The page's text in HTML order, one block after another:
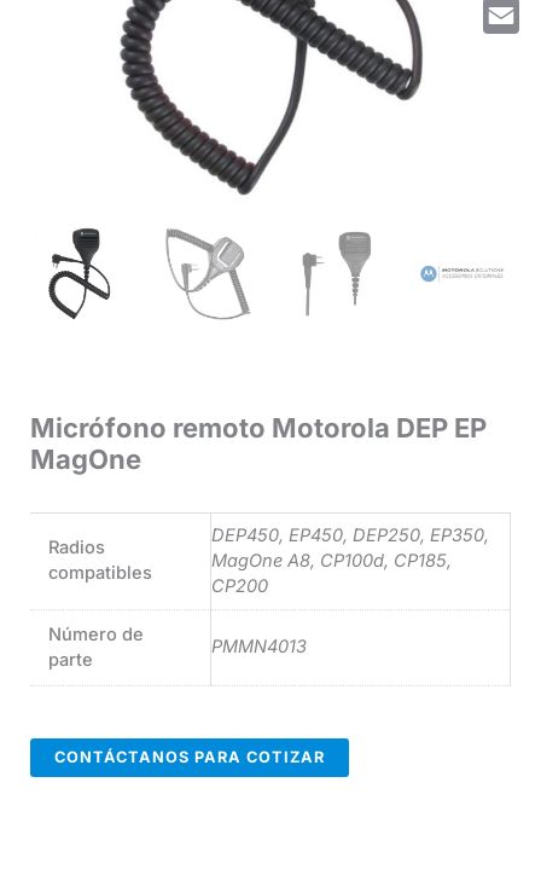
Micrófono remoto Motorola DEP EP
MagOne
Radios
compatibles
DEP450, EP450, DEP250, EP350,
MagOne A8, CP100d, CP185,
CP200
Número de
parte
PMMN4013
CONTÁCTANOS PARA COTIZAR